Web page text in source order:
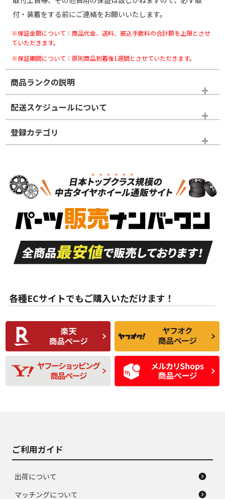
付・装着をする前にご連絡をお願いいたします。
※保証金額について：商品代金、送料、振込手数料の合計額を上限とさせ
ていただきます。
※保証期間について：原則商品到着後1週間とさせていただきます。
商品ランクの説明
※商品ランクは出品者の主観により判断しておりますので、あら
かじめご了承ください。
ホイールランク
S
品）
S
新車外し品（新古
付き
A
走行距離も少なく、
目立つ傷もほとんど
ない中古品
A
走行距離も少なく、
非常に状態の良い中
古品
な中古品
んどない中古品
C
比較的きれいな中古
品
C
られるが、使用に問
題のない中古品
D
使用感や目立つ傷が
あり、一般的な中古
品
D
残り溝も少なく、偏
磨耗がみられ、短期
間使用できるくらい
の中古品
配送スケジュールについて
登録カテゴリ
スタッドレスタイヤホイールセット
各種ECサイトでもご購入いただけます！
ご利用ガイド
出荷について
マッチングについて